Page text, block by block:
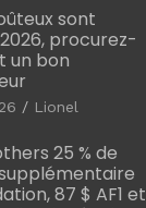
sont
procurez-
un bon
Lionel
25 % de
87 $ AF1 et